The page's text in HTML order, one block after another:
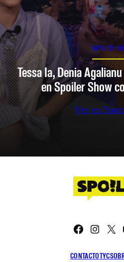
SPOILER
Tessa Ia, Denia
en Spoiler Show
Ver en
CONTACTOTYC